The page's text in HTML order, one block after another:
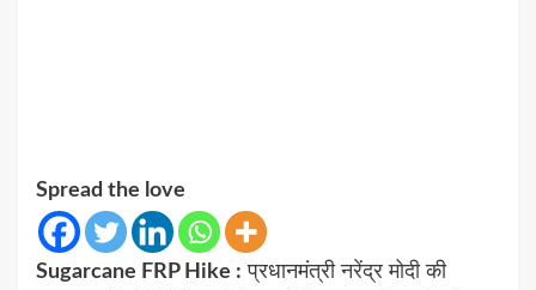
Spread the love
Sugarcane FRP Hike : प्रधानमंत्रीनरेंद्र मोदीकी